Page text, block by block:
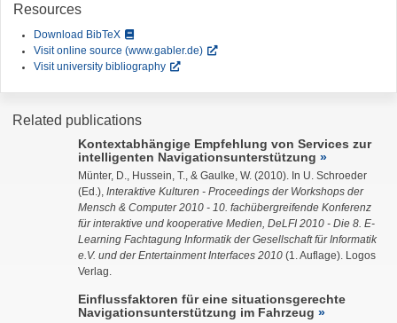
Resources
Download BibTeX
Visit online source (www.gabler.de)
Visit university bibliography
Related publications
Kontextabhängige Empfehlung von Services zur
intelligenten Navigationsunterstützung
Münter, D. Hussein, T. , & Gaulke, W. (2010). In U. Schroeder
(Ed.), Interaktive Kulturen - Proceedings der Workshops der
Mensch & Computer 2010 - 10. fachübergreifende Konferenz
für interaktive und kooperative Medien, DeLFI 2010 - Die 8. E-
Learning Fachtagung Informatik der Gesellschaft für Informatik
e.V. und der Entertainment Interfaces 2010 (1. Auflage). Logos
Verlag.
Einflussfaktoren für eine situationsgerechte
Navigationsunterstützung im Fahrzeug